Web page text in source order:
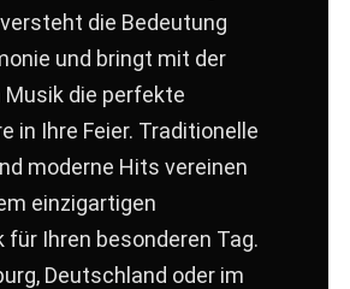
die Bedeutung
und bringt mit der
Musik die perfekte
in Ihre Feier. Traditionelle
moderne Hits vereinen
einzigartigen
für Ihren besonderen Tag.
Deutschland oder im